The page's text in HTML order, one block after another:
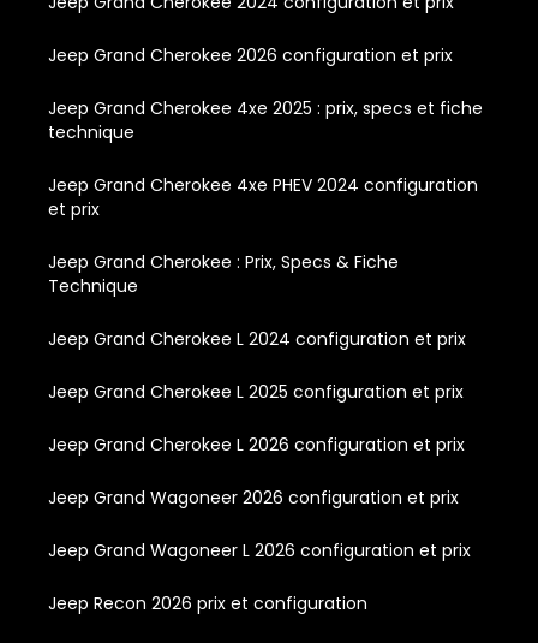
Jeep Grand Cherokee 2026 configuration et prix
Jeep Grand Cherokee 4xe 2025 : prix, specs et fiche
technique
Jeep Grand Cherokee 4xe PHEV 2024 configuration
et prix
Jeep Grand Cherokee : Prix, Specs & Fiche
Technique
Jeep Grand Cherokee L 2024 configuration et prix
Jeep Grand Cherokee L 2025 configuration et prix
Jeep Grand Cherokee L 2026 configuration et prix
Jeep Grand Wagoneer 2026 configuration et prix
Jeep Grand Wagoneer L 2026 configuration et prix
Jeep Recon 2026 prix et configuration